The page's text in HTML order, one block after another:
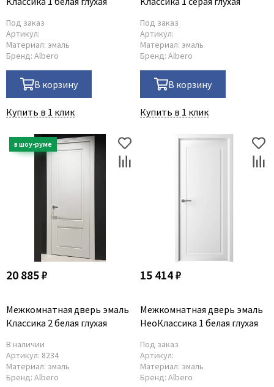
Под заказ
Артикул:
Материал: эмаль
Бренд: Albero
В корзину
Купить в 1 клик
Под заказ
Артикул:
Материал: эмаль
Бренд: Albero
В корзину
Купить в 1 клик
20 885 ₽
Межкомнатная дверь эмаль
Классика 2 белая глухая
В наличии
Артикул: 8234
Материал: эмаль
Бренд: Albero
15 414 ₽
Межкомнатная дверь эмаль
НеоКлассика 1 белая глухая
Под заказ
Артикул:
Материал: эмаль
Бренд: Albero